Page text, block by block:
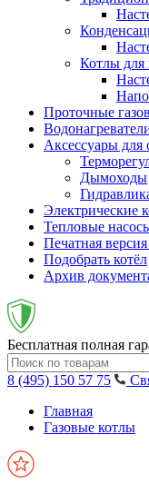
Котлы для
Проточные
Аксессуары для
Дымоходы
Электрические
Тепловые
Печатная
Подобрать котёл
Архив
Бесплатная полная
8 (495) 150 57 75
Главная
Газовые котлы